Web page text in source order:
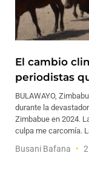
El cambio
periodistas
BULAWAYO,
durante la
Zimbabue en 2024.
culpa me carcomía.
Busani Bafana